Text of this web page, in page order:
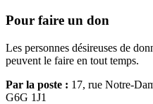
Pour faire un don
Les personnes désireuses de
peuvent le faire en tout temps.
Par la poste : 17, rue Notre-
G6G 1J1